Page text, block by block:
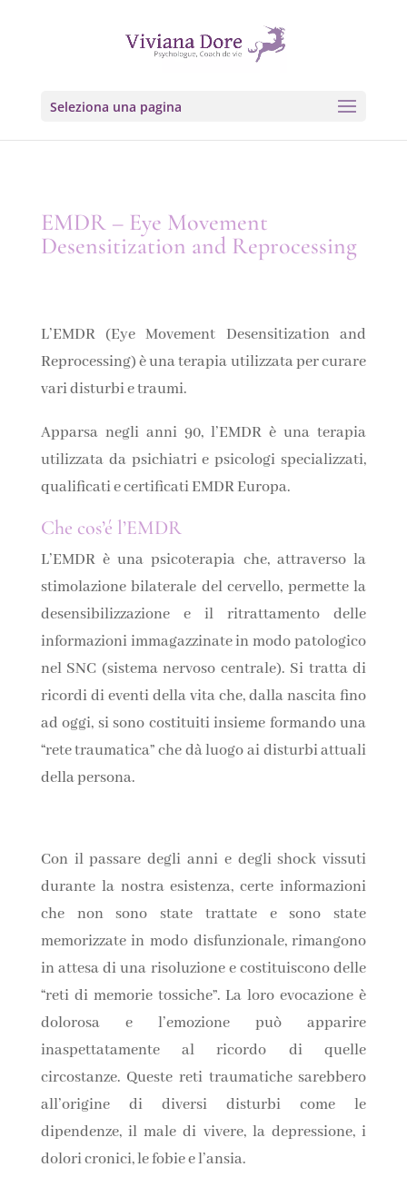
Seleziona una pagina
EMDR – Eye Movement
Desensitization and Reprocessing
L’EMDR (Eye Movement Desensitization and
Reprocessing) è una terapia utilizzata per curare
vari disturbi e traumi.
Apparsa negli anni 90, l’EMDR è una terapia
utilizzata da psichiatri e psicologi specializzati,
qualificati e certificati EMDR Europa.
Che cos’é l’EMDR
L’EMDR è una psicoterapia che, attraverso la
stimolazione bilaterale del cervello, permette la
desensibilizzazione e il ritrattamento delle
informazioni immagazzinate in modo patologico
nel SNC (sistema nervoso centrale). Si tratta di
ricordi di eventi della vita che, dalla nascita fino
ad oggi, si sono costituiti insieme formando una
“rete traumatica” che dà luogo ai disturbi attuali
della persona.
Con il passare degli anni e degli shock vissuti
durante la nostra esistenza, certe informazioni
che non sono state trattate e sono state
memorizzate in modo disfunzionale, rimangono
in attesa di una risoluzione e costituiscono delle
“reti di memorie tossiche”. La loro evocazione è
dolorosa e l’emozione può apparire
inaspettatamente al ricordo di quelle
circostanze. Queste reti traumatiche sarebbero
all’origine di diversi disturbi come le
dipendenze, il male di vivere, la depressione, i
dolori cronici, le fobie e l’ansia.